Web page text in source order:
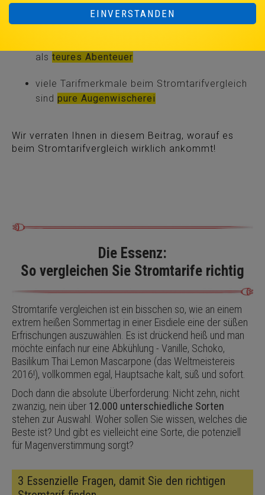
EINVERSTANDEN
als teures Abenteuer
viele Tarifmerkmale beim Stromtarifvergleich
sind pure Augenwischerei
Wir verraten Ihnen in diesem Beitrag, worauf es
beim Stromtarifvergleich wirklich ankommt!
Die Essenz:
So vergleichen Sie Stromtarife richtig
Stromtarife vergleichen ist ein bisschen so, wie an einem
extrem heißen Sommertag in einer Eisdiele eine der süßen
Erfrischungen auszuwählen. Es ist drückend heiß und man
möchte einfach nur eine Abkühlung - Vanille, Schoko,
Basilikum Thai Lemon Mascarpone (das Weltmeistereis
2016!), vollkommen egal, Hauptsache kalt, süß und sofort.
Doch dann die absolute Überforderung: Nicht zehn, nicht
zwanzig, nein über 12.000 unterschiedliche Sorten
stehen zur Auswahl. Woher sollen Sie wissen, welches die
Beste ist? Und gibt es vielleicht eine Sorte, die potenziell
für Magenverstimmung sorgt?
3 Essenzielle Fragen, damit Sie den richtigen